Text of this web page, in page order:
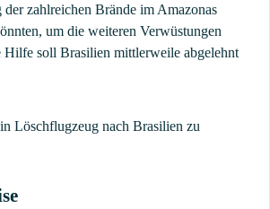
zahlreichen Brände im Amazonas
um die weiteren Verwüstungen
Hilfe soll Brasilien mittlerweile abgelehnt
Löschflugzeug nach Brasilien zu